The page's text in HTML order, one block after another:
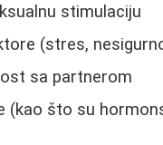
stimulaciju
(stres,
sa partnerom
(kao što su